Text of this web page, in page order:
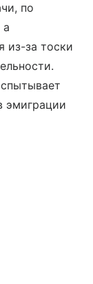
по
а
из-за тоски
эмиграции